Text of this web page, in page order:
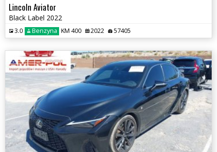
Lincoln Aviator
Black Label 2022
3.0 Benzyna KM 400 2022 57405